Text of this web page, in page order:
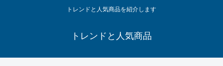
トレンドと人気商品を紹介します
トレンドと人気商品